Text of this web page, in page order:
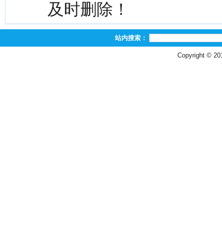
及时删除！
站内搜索：
Copyright ©